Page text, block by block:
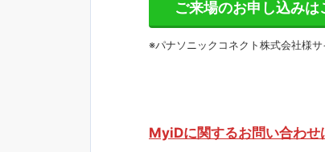
ご来場のお申し込みは
※パナソニックコネクト株式会社様
MyiDに関するお問い合わせ